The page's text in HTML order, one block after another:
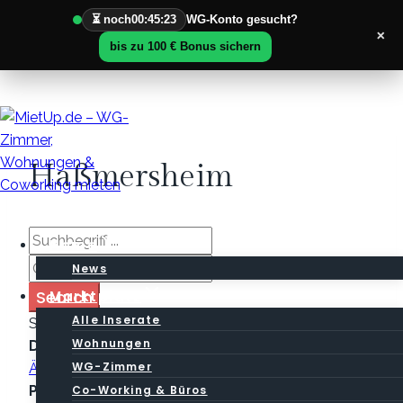
Zum
Inhalt
springen
Home
News
Marktplatz
Alle Inserate
Wohnungen
WG-Zimmer
Co-Working & Büros
Haßmersheim
Search
Sortieren nach: Preis
Datum der Veröffentlichung
Älteste zuerst
Preis
Billigste zuerstTeuerste zuerst
⏳ noch00:45:23
WG-Konto gesucht?
bis zu 100 € Bonus sichern
×